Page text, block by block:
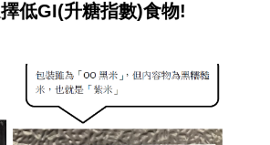
低GI(升糖指數)食物!